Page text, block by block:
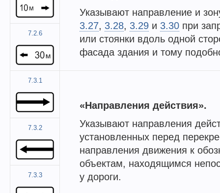
Указывают направление и
3.27, 3.28, 3.29 и 3.30 при
или стоянки вдоль одной
фасада здания и тому
7.2.6
7.3.1
«Направления действия».
Указывают направления
установленных перед
направления движения к
объектам, находящимся
у дороги.
7.3.2
7.3.3